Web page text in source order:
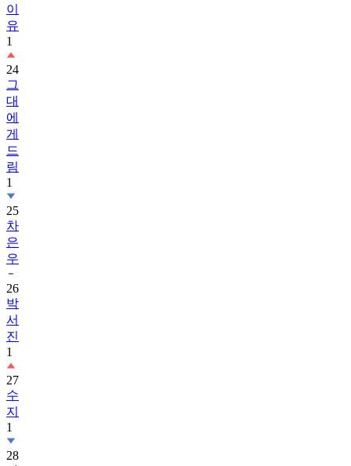
이
유
1
24
그
대
에
게
드
림
1
25
차
은
우
26
박
서
진
1
27
수
지
1
28